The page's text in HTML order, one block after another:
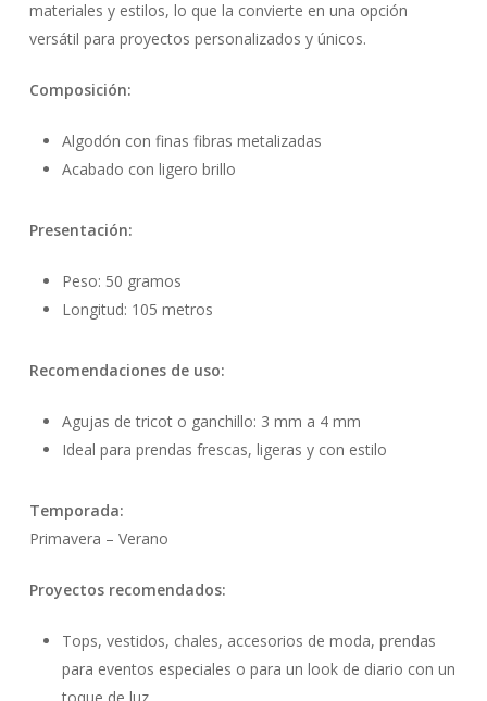
materiales y estilos, lo que la convierte en una opción
versátil para proyectos personalizados y únicos.
Composición:
Algodón con finas fibras metalizadas
Acabado con ligero brillo
Presentación:
Peso: 50 gramos
Longitud: 105 metros
Recomendaciones de uso:
Agujas de tricot o ganchillo: 3 mm a 4 mm
Ideal para prendas frescas, ligeras y con estilo
Temporada:
Primavera – Verano
Proyectos recomendados:
Tops, vestidos, chales, accesorios de moda, prendas
para eventos especiales o para un look de diario con un